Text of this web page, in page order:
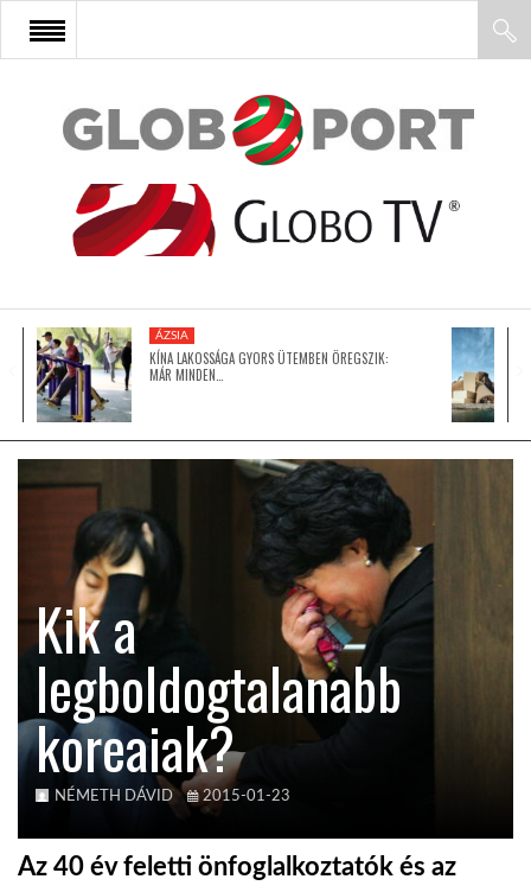
FŐOLDAL
AFRIKA
ÁZSIA
LATIN-AMERIKA
KÖZEL-KELET
AUSZTRÁLIA
A VILÁG ITTHON
ÁZSIA
KÍNA LAKOSSÁGA GYORS ÜTEMBEN ÖREGSZIK:
MÁR MINDEN…
Kik a
legboldogtalanabb
koreaiak?
NÉMETH DÁVID 2015-01-23
Az 40 év feletti önfoglalkoztatók és az